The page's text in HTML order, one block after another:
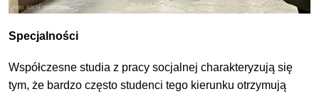
Specjalności
Współczesne studia z pracy socjalnejcharakteryzują się
tym, że bardzo często studenci tego kierunku otrzymują